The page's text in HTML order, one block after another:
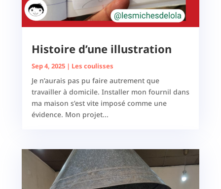
Histoire d’une illustration
Sep 4, 2025| Les coulisses
Je n’aurais pas pu faire autrement que
travailler à domicile. Installer mon fournil dans
ma maison s’est vite imposé comme une
évidence. Mon projet...